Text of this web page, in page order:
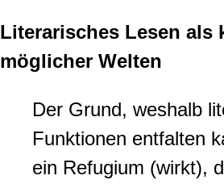
Literarisches Lesen als
möglicher Welten
Der Grund, weshalb
Funktionen entfalten
ein Refugium (wirkt),